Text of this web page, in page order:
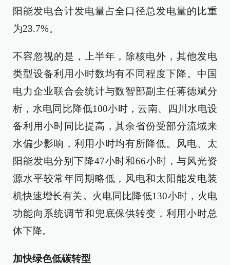
阳能发电合计发电量占全口径总发电量的比重
为23.7%。
不容忽视的是，上半年，除核电外，其他发电
类型设备利用小时数均有不同程度下降。中国
电力企业联合会统计与数智部副主任蒋德斌分
析，水电同比降低100小时，云南、四川水电设
备利用小时同比提高，其余省份受部分流域来
水偏少影响，利用小时均有所降低。风电、太
阳能发电分别下降47小时和66小时，与风光资
源水平较常年同期略低，风电和太阳能发电装
机快速增长有关。火电同比降低130小时，火电
功能向系统调节和兜底保供转变，利用小时总
体下降。
加快绿色低碳转型